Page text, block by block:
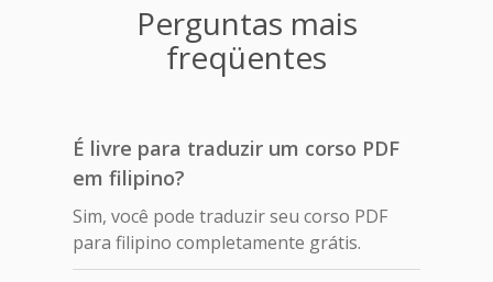
Perguntas mais
freqüentes
É livre para traduzir um corso PDF
em filipino?
Sim, você pode traduzir seu corso PDF
para filipino completamente grátis.